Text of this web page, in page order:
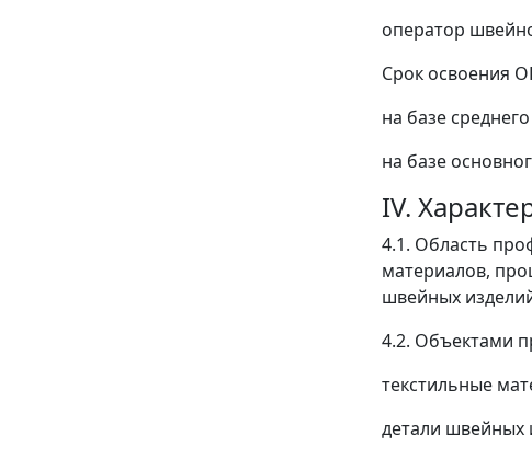
оператор
Срок освоения
на базе
на базе
IV.
4.1. Область
материалов,
швейных
4.2. Объектами
текстильные
детали швейных